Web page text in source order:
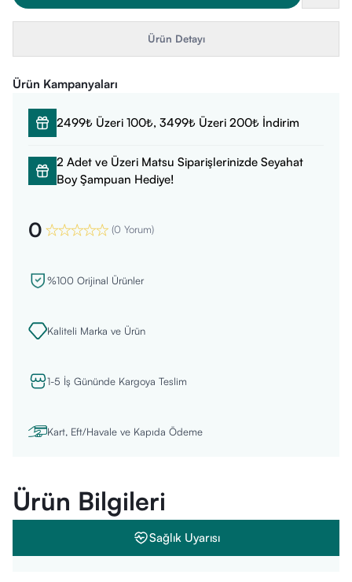
Ürün Detayı
Ürün Kampanyaları
2499₺ Üzeri 100₺, 3499₺ Üzeri 200₺ İndirim
2 Adet ve Üzeri Matsu Siparişlerinizde Seyahat
Boy Şampuan Hediye!
0 (0 Yorum)
%100 Orijinal Ürünler
Kaliteli Marka ve Ürün
1-5 İş Gününde Kargoya Teslim
Kart, Eft/Havale ve Kapıda Ödeme
Ürün Bilgileri
Sağlık Uyarısı